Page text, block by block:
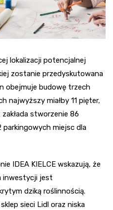
lokalizacji potencjalnej
zostanie przedyskutowana
obejmuje budowę trzech
najwyższy miałby 11 pięter,
stworzenie 86
parkingowych miejsc dla
IDEA KIELCE wskazują, że
inwestycji jest
dziką roślinnością.
sieci Lidl oraz niska